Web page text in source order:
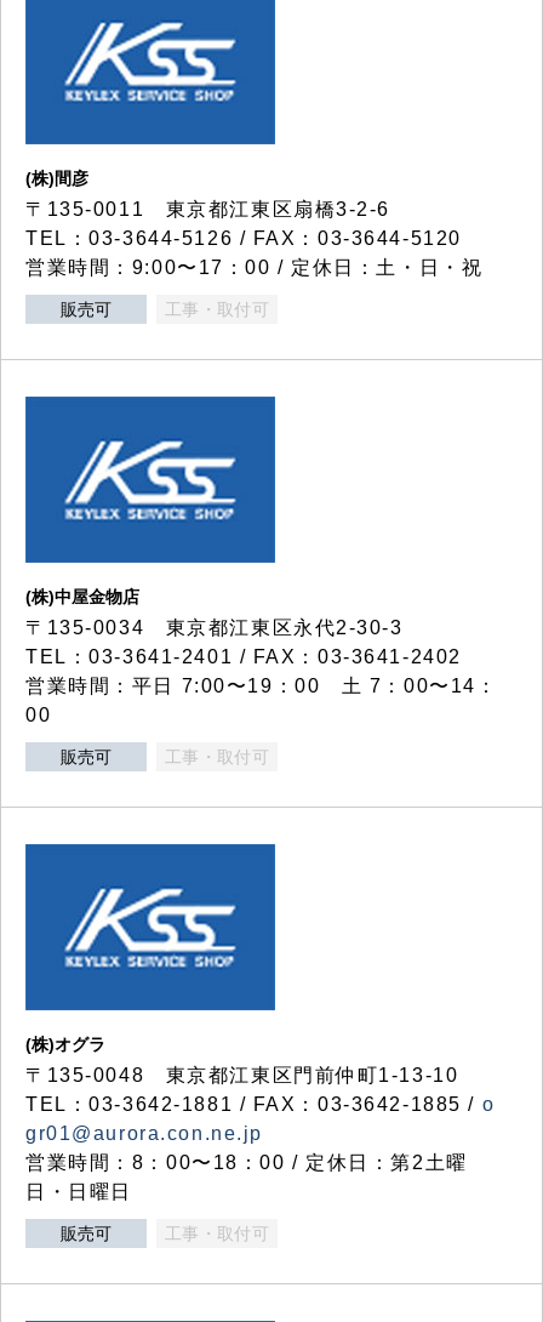
(株)間彦
〒135-0011 東京都江東区扇橋3-2-6
TEL：03-3644-5126 / FAX：03-3644-5120
営業時間：9:00〜17：00 / 定休日：土・日・祝
販売可 工事・取付可
(株)中屋金物店
〒135-0034 東京都江東区永代2-30-3
TEL：03-3641-2401 / FAX：03-3641-2402
営業時間：平日 7:00〜19：00 土 7：00〜14：
00
販売可 工事・取付可
(株)オグラ
〒135-0048 東京都江東区門前仲町1-13-10
TEL：03-3642-1881 / FAX：03-3642-1885 / o
gr01@aurora.con.ne.jp
営業時間：8：00〜18：00 / 定休日：第2土曜
日・日曜日
販売可 工事・取付可